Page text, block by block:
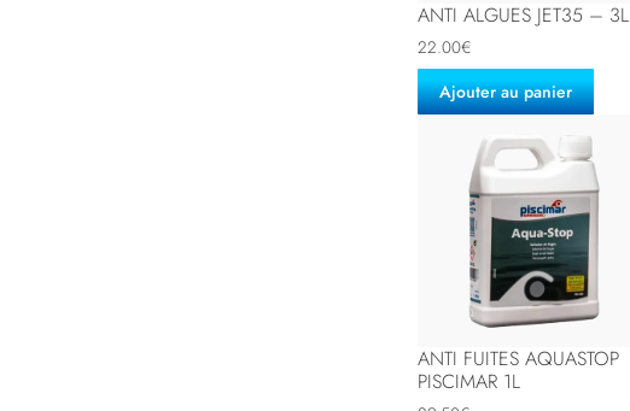
ANTI ALGUES JET35 – 3L
22.00€
Ajouter au panier
ANTI FUITES AQUASTOP
PISCIMAR 1L